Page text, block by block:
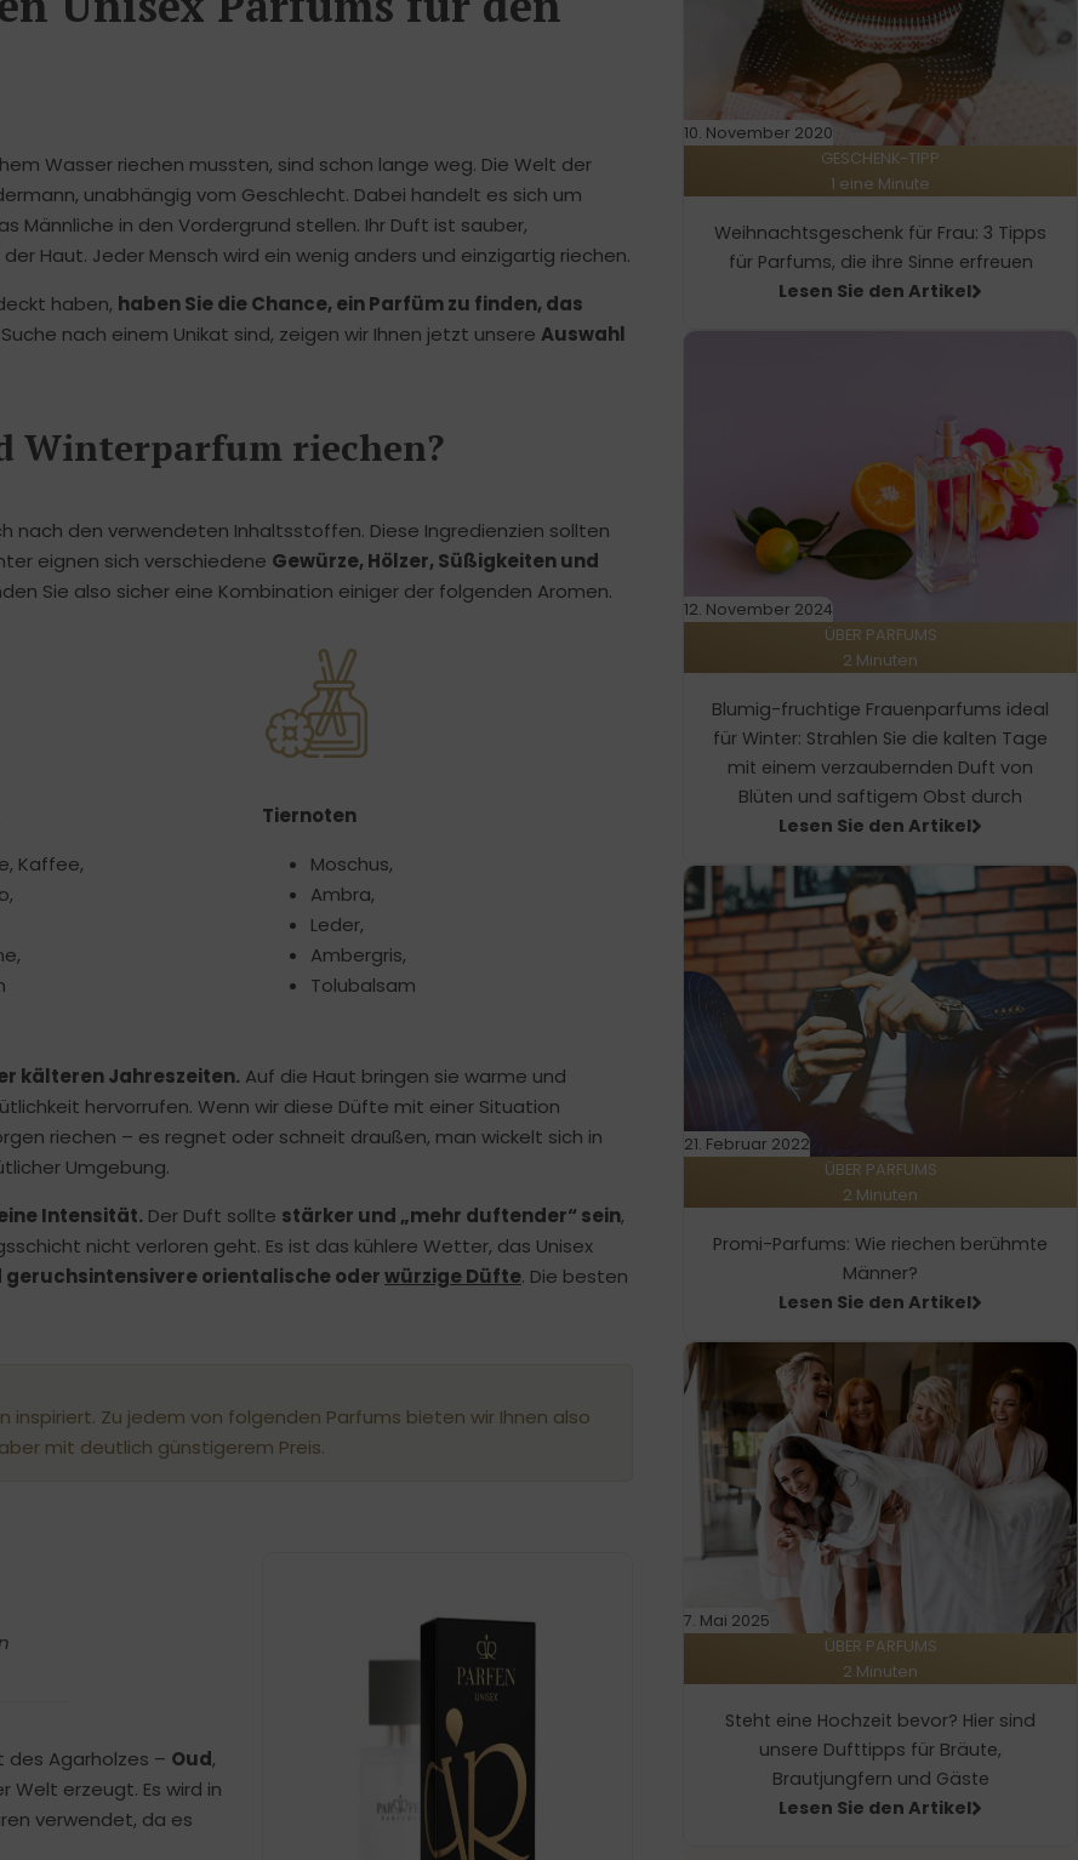
Wasser riechen mussten, sind schon lange weg. Die Welt der
unabhängig vom Geschlecht. Dabei handelt es sich um
Männliche in den Vordergrund stellen. Ihr Duft ist sauber,
Haut. Jeder Mensch wird ein wenig anders und einzigartig riechen.
haben, haben Sie die Chance, ein Parfüm zu finden, das
nach einem Unikat sind, zeigen wir Ihnen jetzt unsere Auswahl
Winterparfum riechen?
nach den verwendeten Inhaltsstoffen. Diese Ingredienzien sollten
eignen sich verschiedene Gewürze, Hölzer, Süßigkeiten und
Sie also sicher eine Kombination einiger der folgenden Aromen.
Kaffee,
Tiernoten
Moschus,
Ambra,
Leder,
Ambergris,
Tolubalsam
kälteren Jahreszeiten. Auf die Haut bringen sie warme und
hervorrufen. Wenn wir diese Düfte mit einer Situation
riechen – es regnet oder schneit draußen, man wickelt sich in
Umgebung.
Intensität. Der Duft sollte stärker und „mehr duftender“ sein,
nicht verloren geht. Es ist das kühlere Wetter, das Unisex
geruchsintensivere orientalische oderwürzige Düfte. Die besten
Zu jedem von folgenden Parfums bieten wir Ihnen also
mit deutlich günstigerem Preis.
Agarholzes – Oud,
Welt erzeugt. Es wird in
verwendet, da es
10. November 2020
GESCHENK-TIPP
1 eine Minute
Weihnachtsgeschenk für Frau: 3 Tipps
für Parfums, die ihre Sinne erfreuen
Lesen Sie den Artikel
12. November 2024
ÜBER PARFUMS
2 Minuten
Blumig-fruchtige Frauenparfums ideal
für Winter: Strahlen Sie die kalten Tage
mit einem verzaubernden Duft von
Blüten und saftigem Obst durch
Lesen Sie den Artikel
21. Februar 2022
ÜBER PARFUMS
2 Minuten
Promi-Parfums: Wie riechen berühmte
Männer?
Lesen Sie den Artikel
7. Mai 2025
ÜBER PARFUMS
2 Minuten
Steht eine Hochzeit bevor? Hier sind
unsere Dufttipps für Bräute,
Brautjungfern und Gäste
Lesen Sie den Artikel